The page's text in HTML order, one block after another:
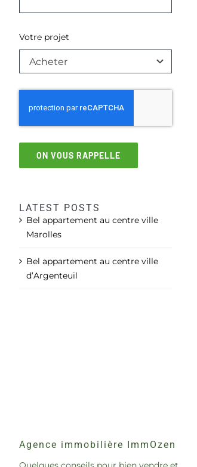
Votre projet
ON VOUS RAPPELLE
LATEST POSTS
Bel appartement au centre ville
Marolles
Bel appartement au centre ville
d’Argenteuil
Agence immobilière ImmOzen